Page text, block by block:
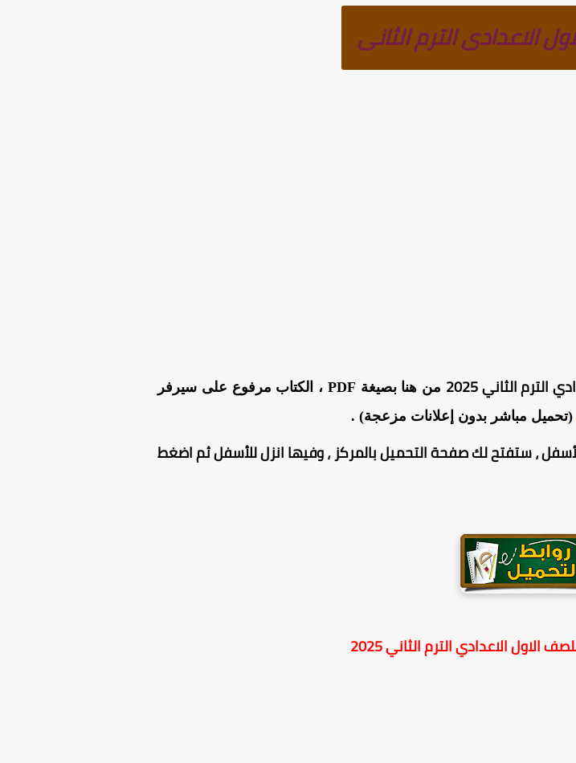
الاعدادى الترم الثانى
الثاني 2025
من هنا بصيغة PDF ، الكتاب مرفوع على سيرفر
(تحميل مباشر بدون إعلانات مزعجة) .
، ستفتح لك صفحة التحميل بالمركز ، وفيها انزل للأسفل ثم اضغط
الاول الاعدادي الترم الثاني 2025